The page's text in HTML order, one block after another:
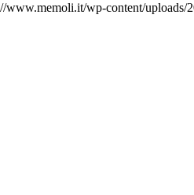
www.memoli.it/wp-content/uploads/